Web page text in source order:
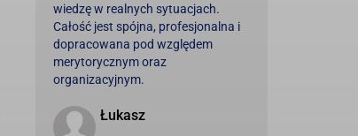
wiedzę w realnych sytuacjach.
Całość jest spójna, profesjonalna i
dopracowana pod względem
merytorycznym oraz
organizacyjnym.
Łukasz